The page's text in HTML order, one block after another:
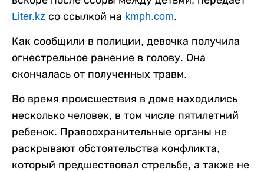
Liter.kz со ссылкой на kmph.com.
Как сообщили в полиции, девочка получила
огнестрельное ранение в голову. Она
скончалась от полученных травм.
Во время происшествия в доме находились
несколько человек, в том числе пятилетний
ребенок. Правоохранительные органы не
раскрывают обстоятельства конфликта,
который предшествовал стрельбе, а также не